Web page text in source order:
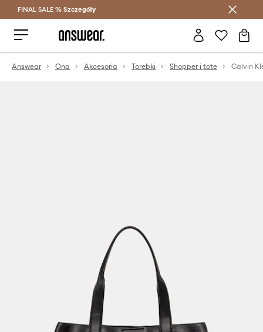
Oszczędzaj z Answear Club >
FINAL SALE % Szczegóły
Answear Ona Akcesoria Torebki Shopper i tote Calvin